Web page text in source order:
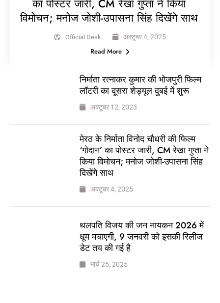
का पोस्टर जारी, CM रेखा गुप्ता ने किया
विमोचन; मनोज जोशी-उपासना सिंह दिखेंगे साथ
Official Desk अक्टूबर 4, 2025
Read More
निर्माता रत्नाकर कुमार की भोजपुरी फिल्म
लॉटरी का दूसरा शेड्यूल दुबई में शुरू
अक्टूबर 12, 2023
मेरठ के निर्माता विनोद चौधरी की फिल्म
‘गोदान’ का पोस्टर जारी, CM रेखा गुप्ता ने
किया विमोचन; मनोज जोशी-उपासना सिंह
दिखेंगे साथ
अक्टूबर 4, 2025
थलपति विजय की जन नायकन 2026 में
धूम मचाएगी, 9 जनवरी को इसकी रिलीज
डेट तय की गई है
मार्च 25, 2025